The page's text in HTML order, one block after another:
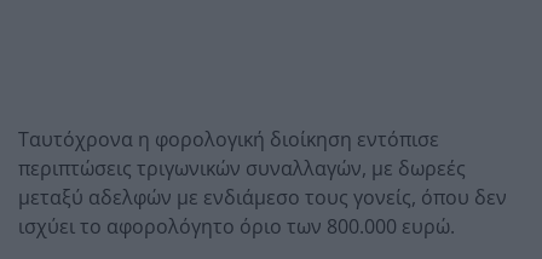
Ταυτόχρονα η φορολογική διοίκηση εντόπισε
περιπτώσεις τριγωνικών συναλλαγών, με δωρεές
μεταξύ αδελφών με ενδιάμεσο τους γονείς, όπου δεν
ισχύει το αφορολόγητο όριο των 800.000 ευρώ.